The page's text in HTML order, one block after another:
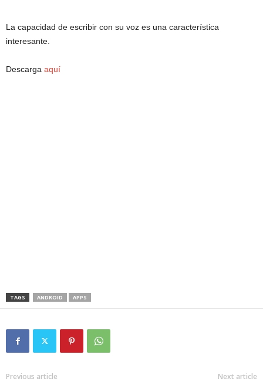
La capacidad de escribir con su voz es una característica
interesante.
Descarga aquí
TAGS ANDROID APPS
Previous article Next article